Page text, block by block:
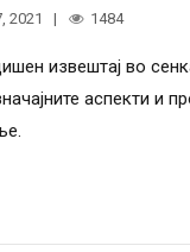
2021 1484
извештај во
аспекти и